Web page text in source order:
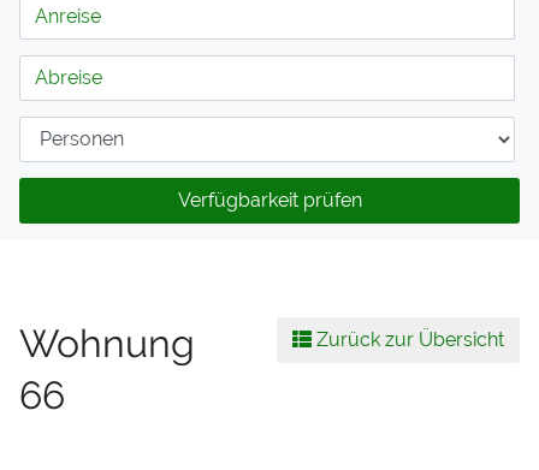
Verfügbarkeit prüfen
Wohnung
66
Zurück zur Übersicht